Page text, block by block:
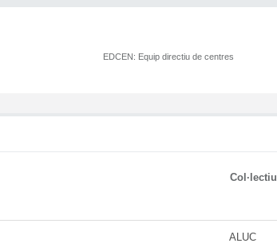
EDCEN: Equip directiu de centres
Col·lectiu
ALUC